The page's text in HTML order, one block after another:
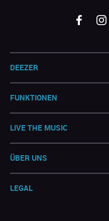
DEEZER
FUNKTIONEN
LIVE THE MUSIC
ÜBER UNS
LEGAL